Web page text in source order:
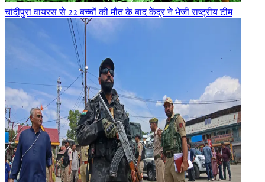
चांदीपुरा वायरस से 22 बच्चों की मौत के बाद केंद्र ने भेजी राष्ट्रीय टीम